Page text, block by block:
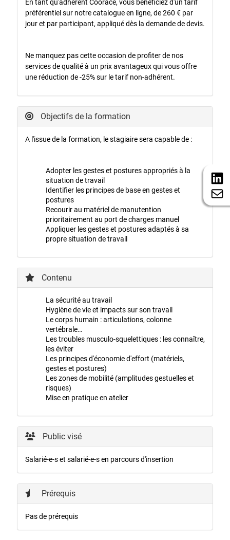
En tant qu'adhérent Coorace, vous bénéficiez d'un tarif
préférentiel sur notre catalogue en ligne, de 260 € par
jour et par participant, appliqué dès la demande de devis.
Ne manquez pas cette occasion de profiter de nos
services de qualité à un prix avantageux qui vous offre
une réduction de -25% sur le tarif non-adhérent.
Objectifs de la formation
A l'issue de la formation, le stagiaire sera capable de :
Adopter les gestes et postures appropriés à la
situation de travail
Identifier les principes de base en gestes et
postures
Recourir au matériel de manutention
prioritairement au port de charges manuel
Appliquer les gestes et postures adaptés à sa
propre situation de travail
Contenu
La sécurité au travail
Hygiène de vie et impacts sur son travail
Le corps humain : articulations, colonne
vertébrale…
Les troubles musculo-squelettiques : les connaître,
les éviter
Les principes d'économie d'effort (matériels,
gestes et postures)
Les zones de mobilité (amplitudes gestuelles et
risques)
Mise en pratique en atelier
Public visé
Salarié-e-s et salarié-e-s en parcours d'insertion
Prérequis
Pas de prérequis